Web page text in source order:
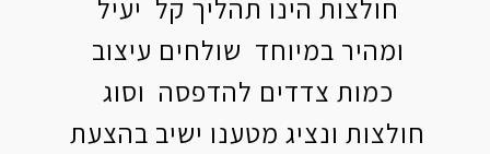
חולצות הינו תהליך קל יעיל
ומהיר במיוחד שולחים עיצוב
כמות צדדים להדפסה וסוג
חולצות ונציג מטענו ישיב בהצעת